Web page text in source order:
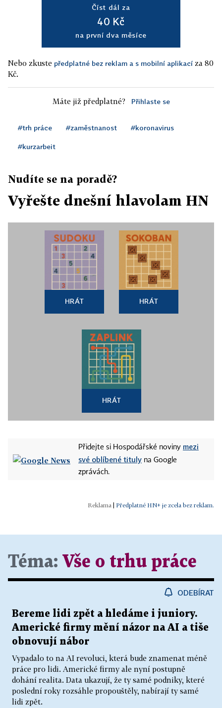
Číst dál za
40 Kč
na první dva měsíce
Nebo zkuste předplatné bez reklam a s mobilní aplikací za 80
Kč.
Máte již předplatné? Přihlaste se
#trh práce #zaměstnanost #koronavirus
#kurzarbeit
Nudíte se na poradě?
Vyřešte dnešní hlavolam HN
HRÁT HRÁT
HRÁT
Přidejte si Hospodářské noviny mezi
své oblíbené tituly na Google
zprávách.
Předplatné HN+ je zcela bez reklam.
Téma: Vše o trhu práce
ODEBÍRAT
Bereme lidi zpět a hledáme i juniory.
Americké firmy mění názor na AI a tiše
obnovují nábor
Vypadalo to na AI revoluci, která bude znamenat méně
práce pro lidi. Americké firmy ale nyní postupně
dohání realita. Data ukazují, že ty samé podniky, které
poslední roky rozsáhle propouštěly, nabírají ty samé
lidi zpět.